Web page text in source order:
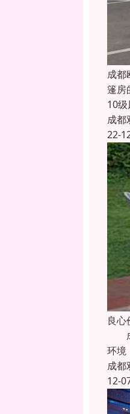
成都
篷房
10
成都
22-
良心
成
环境
成都
12-